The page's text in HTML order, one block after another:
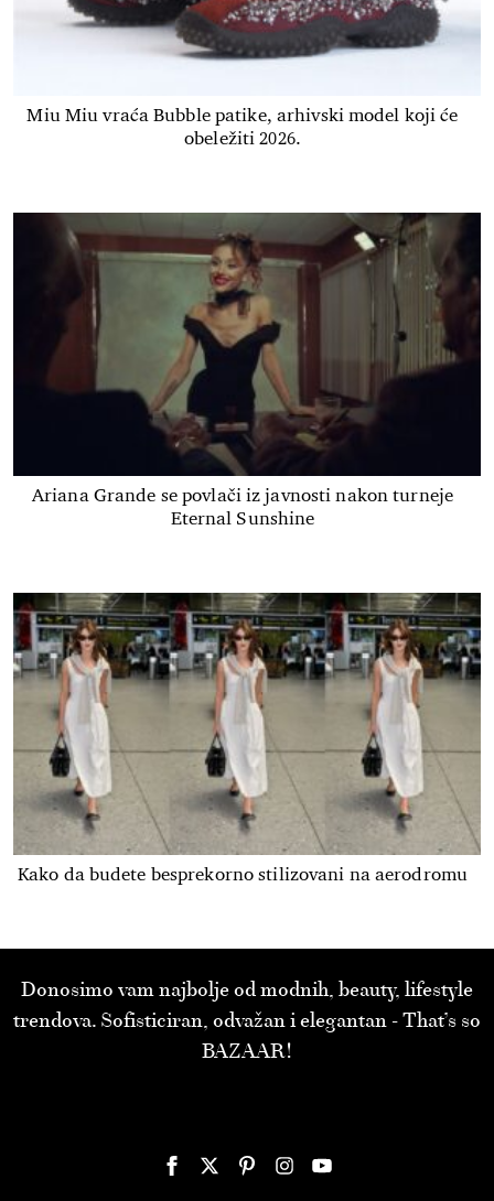
Miu Miu vraća Bubble patike, arhivski model koji će
obeležiti 2026.
Ariana Grande se povlači iz javnosti nakon turneje
Eternal Sunshine
Kako da budete besprekorno stilizovani na aerodromu
Donosimo vam najbolje od modnih, beauty, lifestyle
trendova. Sofisticiran, odvažan i elegantan - That’s so
BAZAAR!